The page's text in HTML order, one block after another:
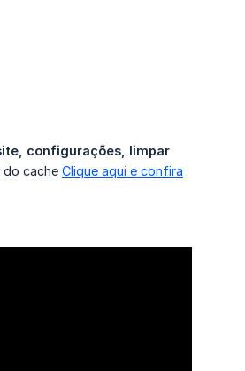
configurações, limpar
do cache Clique aqui e confira